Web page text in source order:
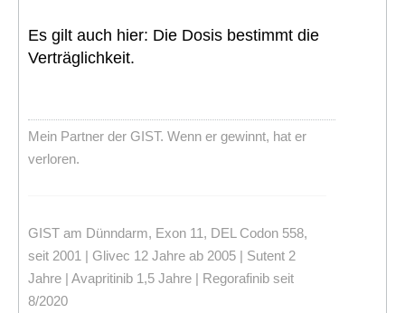
Es gilt auch hier: Die Dosis bestimmt die
Verträglichkeit.
Mein Partner der GIST. Wenn er gewinnt, hat er
verloren.
GIST am Dünndarm, Exon 11, DEL Codon 558,
seit 2001 | Glivec 12 Jahre ab 2005 | Sutent 2
Jahre | Avapritinib 1,5 Jahre | Regorafinib seit
8/2020